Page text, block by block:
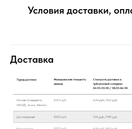
Условия доставки,
Доставка